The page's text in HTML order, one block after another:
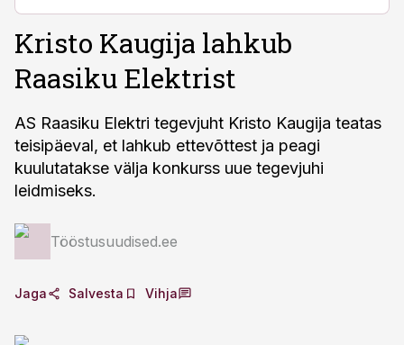
Kristo Kaugija lahkub
Raasiku Elektrist
AS Raasiku Elektri tegevjuht Kristo Kaugija teatas
teisipäeval, et lahkub ettevõttest ja peagi
kuulutatakse välja konkurss uue tegevjuhi
leidmiseks.
Tööstusuudised.ee
Jaga Salvesta Vihja